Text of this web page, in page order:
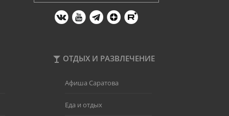
ОТДЫХ И РАЗВЛЕЧЕНИЕ
Афиша Саратова
Еда и отдых